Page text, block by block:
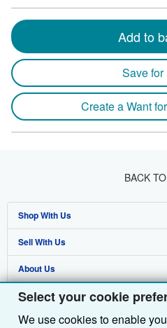
Select your cookie
We use cookies to enable
Add to
Save for
Create a Want
BACK
Shop With Us
Advanced Search
Browse Collections
My Account
My Orders
Sell With Us
Start Selling
Join Our Affiliate Programme
Book Buyback
About Us
About AbeBooks
Media
Find Help
Help
Other AbeBooks Companies